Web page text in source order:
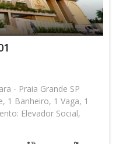
- Praia Grande SP
1 Banheiro, 1 Vaga, 1
Elevador Social,
Portão Automático,
Gás Encanado,